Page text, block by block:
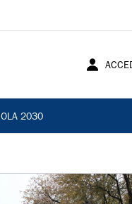
2030